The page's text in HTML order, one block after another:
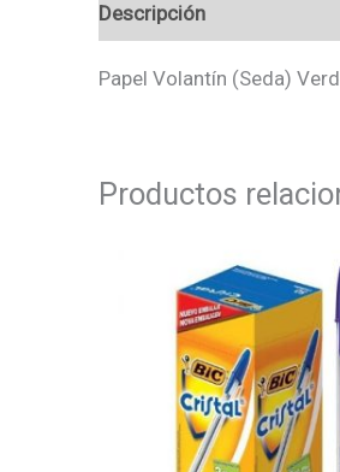
Descripción
Papel Volantín (Seda)
Productos